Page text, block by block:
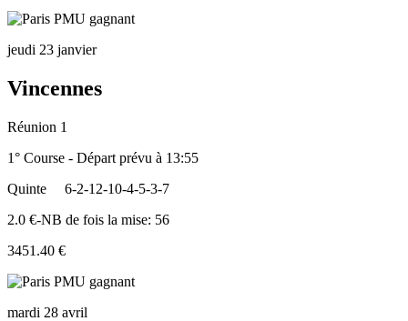
jeudi 23 janvier
Vincennes
Réunion 1
1° Course - Départ prévu à 13:55
Quinte
6-2-12-10-4-5-3-7
2.0 €-NB de fois la mise: 56
3451.40 €
mardi 28 avril